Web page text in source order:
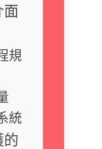
面
規
統
的